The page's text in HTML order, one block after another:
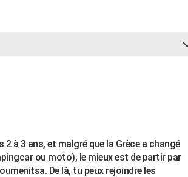
à 3 ans, et malgré que la Grèce a changé
ou moto), le mieux est de partir par
De là, tu peux rejoindre les